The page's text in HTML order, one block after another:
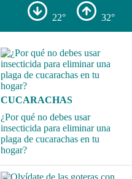
22° 32°
CUCARACHAS
¿Por qué no debes usar
insecticida para eliminar una
plaga de cucarachas en tu
hogar?